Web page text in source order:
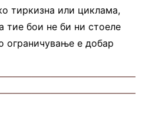
тиркизна или циклама,
тие бои не би ни стоеле
ограничување е добар